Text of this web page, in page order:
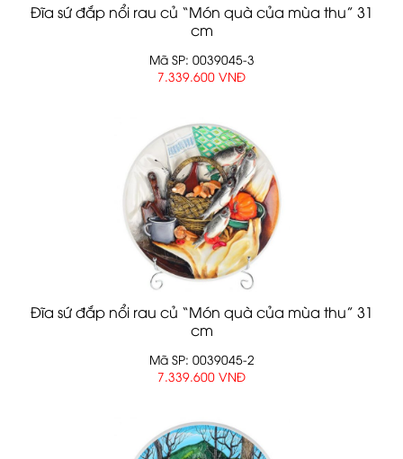
Đĩa sứ đắp nổi rau củ “Món quà của mùa thu” 31
cm
Mã SP: 0039045-3
7.339.600 VNĐ
Đĩa sứ đắp nổi rau củ “Món quà của mùa thu” 31
cm
Mã SP: 0039045-2
7.339.600 VNĐ